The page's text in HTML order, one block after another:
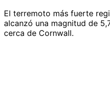
El terremoto más fuerte
alcanzó una magnitud de
cerca de Cornwall.